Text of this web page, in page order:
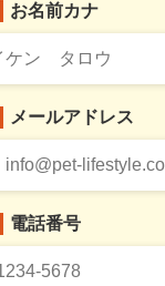
お名前カナ
メールアドレス
電話番号